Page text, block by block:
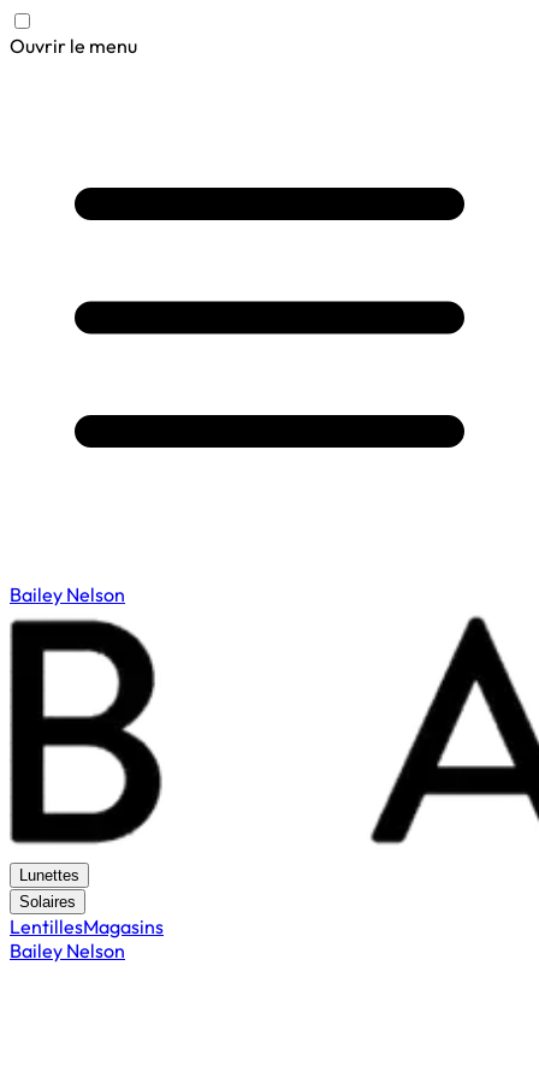
Ouvrir le menu
Bailey Nelson
Lunettes
Solaires
LentillesMagasins
Bailey Nelson